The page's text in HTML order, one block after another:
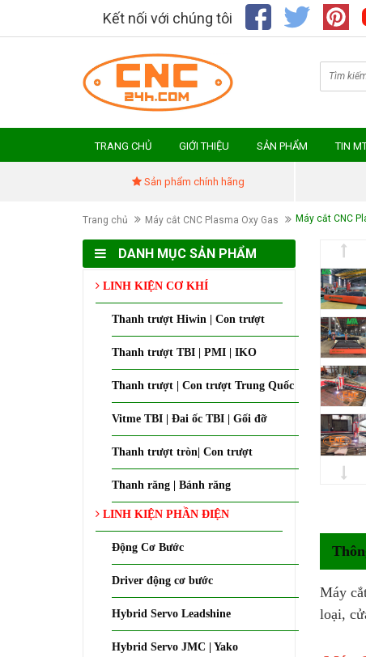
Kết nối với chúng tôi
TRANG CHỦ GIỚI THIỆU SẢN PHẨM TIN
Sản phẩm chính hãng
Trang chủ Máy cắt CNC Plasma Oxy Gas Máy cắt CNC
DANH MỤC SẢN PHẨM
LINH KIỆN CƠ KHÍ
Thanh trượt Hiwin | Con trượt
Thanh trượt TBI | PMI | IKO
Thanh trượt | Con trượt Trung Quốc
Vitme TBI | Đai ốc TBI | Gối đỡ
Thanh trượt tròn| Con trượt
Thanh răng | Bánh răng
LINH KIỆN PHẦN ĐIỆN
Động Cơ Bước
Driver động cơ bước
Hybrid Servo Leadshine
Hybrid Servo JMC | Yako
Máy
loại,